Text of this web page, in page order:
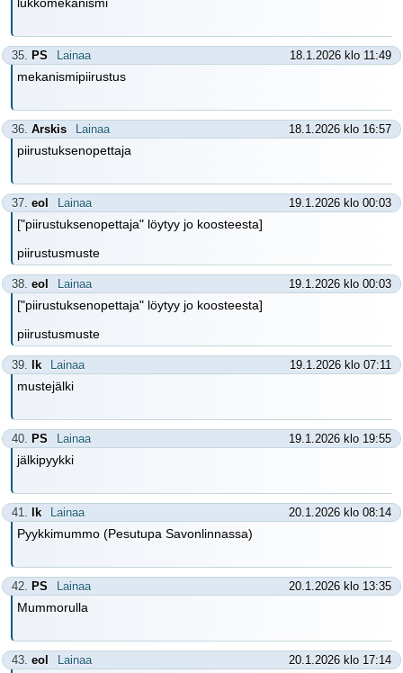
35. PS Lainaa 18.1.2026 klo 11:49
mekanismipiirustus
36. Arskis Lainaa 18.1.2026 klo 16:57
piirustuksenopettaja
37. eol Lainaa 19.1.2026 klo 00:03
["piirustuksenopettaja" löytyy jo koosteesta]
piirustusmuste
38. eol Lainaa 19.1.2026 klo 00:03
["piirustuksenopettaja" löytyy jo koosteesta]
piirustusmuste
39. lk Lainaa 19.1.2026 klo 07:11
mustejälki
40. PS Lainaa 19.1.2026 klo 19:55
jälkipyykki
41. lk Lainaa 20.1.2026 klo 08:14
Pyykkimummo (Pesutupa Savonlinnassa)
42. PS Lainaa 20.1.2026 klo 13:35
Mummorulla
43. eol Lainaa 20.1.2026 klo 17:14